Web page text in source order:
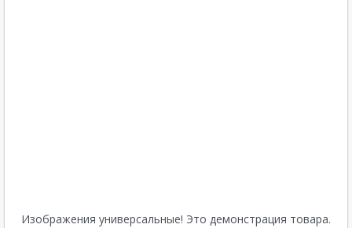
Изображения универсальные! Это демонстрация товара.